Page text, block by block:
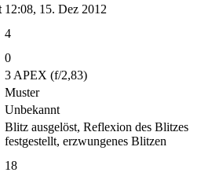
12:08, 15. Dez 2012
4
0
3 APEX (f/2,83)
Muster
Unbekannt
Blitz ausgelöst, Reflexion des Blitzes
festgestellt, erzwungenes Blitzen
18